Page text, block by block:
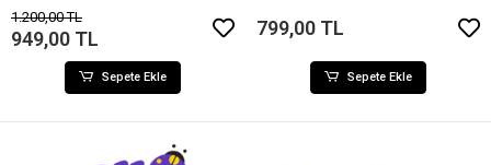
1.200,00 TL
949,00 TL
Sepete Ekle
799,00 TL
Sepete Ekle